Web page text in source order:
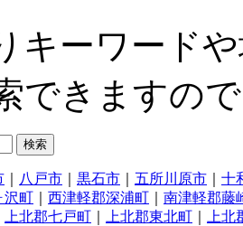
キーワード
できますの
八戸市 黒石市 五所川原市
十
沢町 西津軽郡深浦町
南津軽郡藤
上北郡七戸町 上北郡東北町
上